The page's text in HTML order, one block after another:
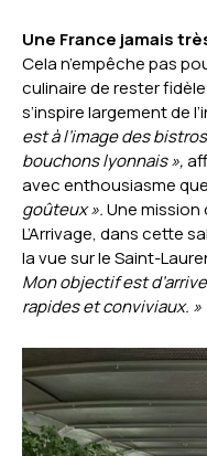
Une France jamais
Cela n’empêche pas
culinaire de rester
s’inspire largement de
est à l’image des
bouchons lyonnais »,
avec enthousiasme que
goûteux ».Une mission
L’Arrivage, dans cette
la vue sur le Saint-
Mon objectif est
rapides et conviviaux. »